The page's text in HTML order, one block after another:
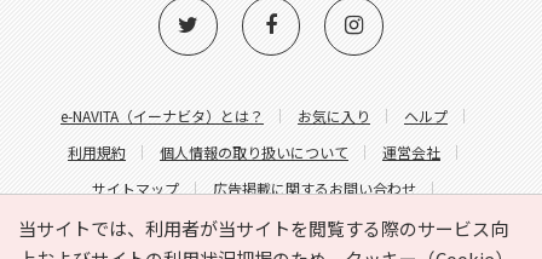
当サイトでは、利用者が当サイトを閲覧する際のサービス向
e-NAVITA（イーナビタ）とは？ お気に入り
ヘルプ
利用規約
個人情報の取り扱いについて
運営会社
サイトマップ
広告掲載に関するお問い合わせ
サイトの内容に関するお問い合わせ